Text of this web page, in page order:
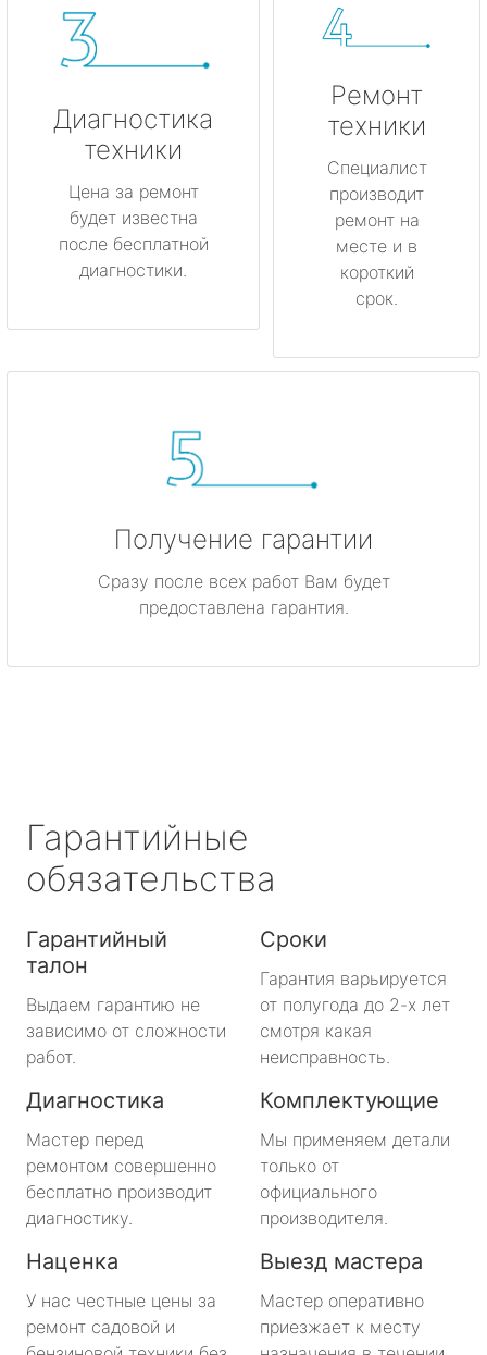
Диагностика
техники
Цена за ремонт
будет известна
после бесплатной
диагностики.
Ремонт
техники
Специалист
производит
ремонт на
месте и в
короткий
срок.
Получение гарантии
Сразу после всех работ Вам будет
предоставлена гарантия.
Гарантийные
обязательства
Гарантийный
талон
Выдаем гарантию не
зависимо от сложности
работ.
Сроки
Гарантия варьируется
от полугода до 2-х лет
смотря какая
неисправность.
Диагностика
Мастер перед
ремонтом совершенно
бесплатно производит
диагностику.
Комплектующие
Мы применяем детали
только от
официального
производителя.
Наценка
У нас честные цены за
ремонт садовой и
Выезд мастера
Мастер оперативно
приезжает к месту